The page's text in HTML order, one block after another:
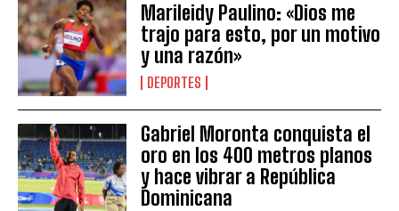
Marileidy Paulino: «Dios me
trajo para esto, por un motivo
y una razón»
DEPORTES
Gabriel Moronta conquista el
oro en los 400 metros planos
y hace vibrar a República
Dominicana